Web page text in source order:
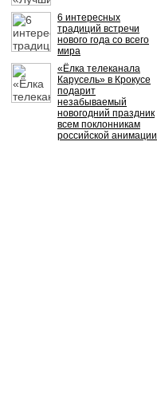
6 интересных
традиций встречи
нового года со всего
мира
«Ёлка телеканала
Карусель» в Крокусе
подарит
незабываемый
новогодний праздник
всем поклонникам
российской анимации